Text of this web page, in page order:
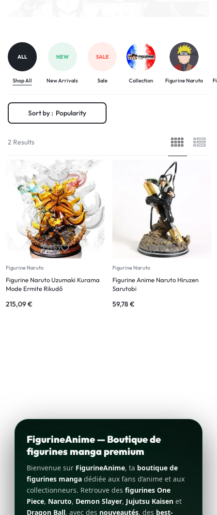
ALL
Shop All
NEW
New Arrivals
SALE
Sale Collection Figurine Naruto
Sort by : Popularity
2 Results
Figurine Naruto
Figurine Naruto Uzumaki Kurama
Mode Ermite Rikudô
215,09€
Figurine Naruto
Figurine Anime Naruto Hiruzen
Sarutobi
59,78€
FigurineAnime — Boutique de
figurines manga premium
Bienvenue sur FigurineAnime, ta boutique de
figurines manga dédiée aux fans d’anime et aux
collectionneurs. Retrouve des figurines One
Piece, Naruto, Demon Slayer, Jujutsu Kaisen et
Dragon Ball, avec des nouveautés, des best-